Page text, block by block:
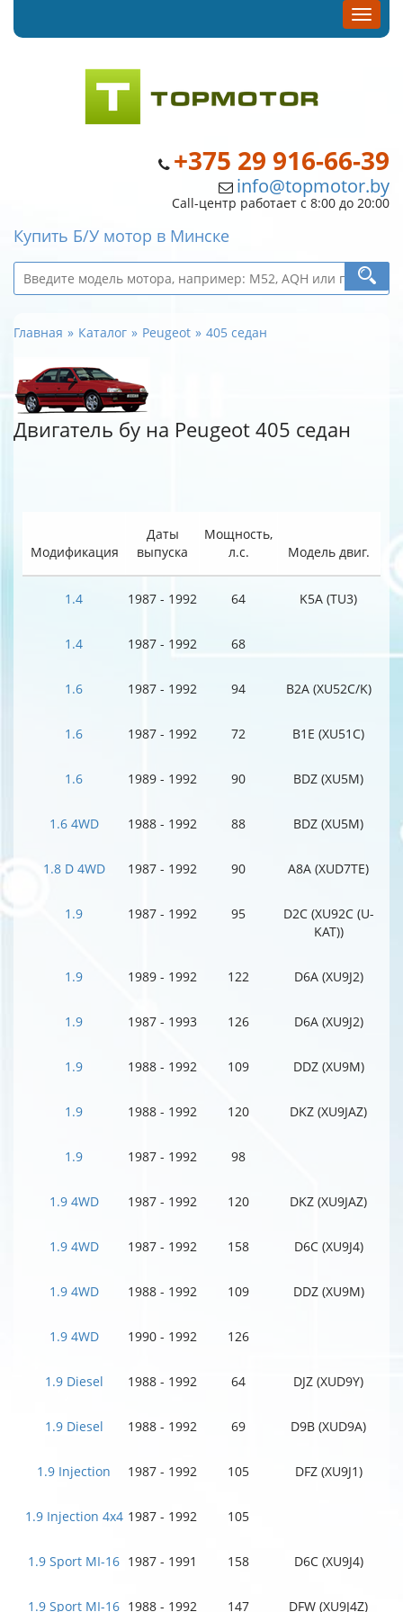
+375 29 916-66-39
info@topmotor.by
Call-центр работает с 8:00 до 20:00
Купить Б/У мотор в Минске
Главная Каталог Peugeot 405 седан
Двигатель бу на Peugeot 405 седан
Модификация
Даты
выпуска
Мощность,
л.с.
Модель двиг.
1.4 1987 - 1992 64 K5A (TU3)
1.4 1987 - 1992 68
1.6 1987 - 1992 94 B2A (XU52C/K)
1.6 1987 - 1992 72 B1E (XU51C)
1.6 1989 - 1992 90 BDZ (XU5M)
1.6 4WD 1988 - 1992 88 BDZ (XU5M)
1.8 D 4WD 1987 - 1992 90 A8A (XUD7TE)
1.9 1987 - 1992 95
D2C (XU92C (U-
KAT))
1.9 1989 - 1992 122 D6A (XU9J2)
1.9 1987 - 1993 126 D6A (XU9J2)
1.9 1988 - 1992 109 DDZ (XU9M)
1.9 1988 - 1992 120 DKZ (XU9JAZ)
1.9 1987 - 1992 98
1.9 4WD 1987 - 1992 120 DKZ (XU9JAZ)
1.9 4WD 1987 - 1992 158 D6C (XU9J4)
1.9 4WD 1988 - 1992 109 DDZ (XU9M)
1.9 4WD 1990 - 1992 126
1.9 Diesel 1988 - 1992 64 DJZ (XUD9Y)
1.9 Diesel 1988 - 1992 69 D9B (XUD9A)
1.9 Injection 1987 - 1992 105 DFZ (XU9J1)
1.9 Injection 4x4 1987 - 1992 105
1.9 Sport MI-16 1987 - 1991 158 D6C (XU9J4)
1.9 Sport MI-16 1988 - 1992 147 DFW (XU9J4Z)